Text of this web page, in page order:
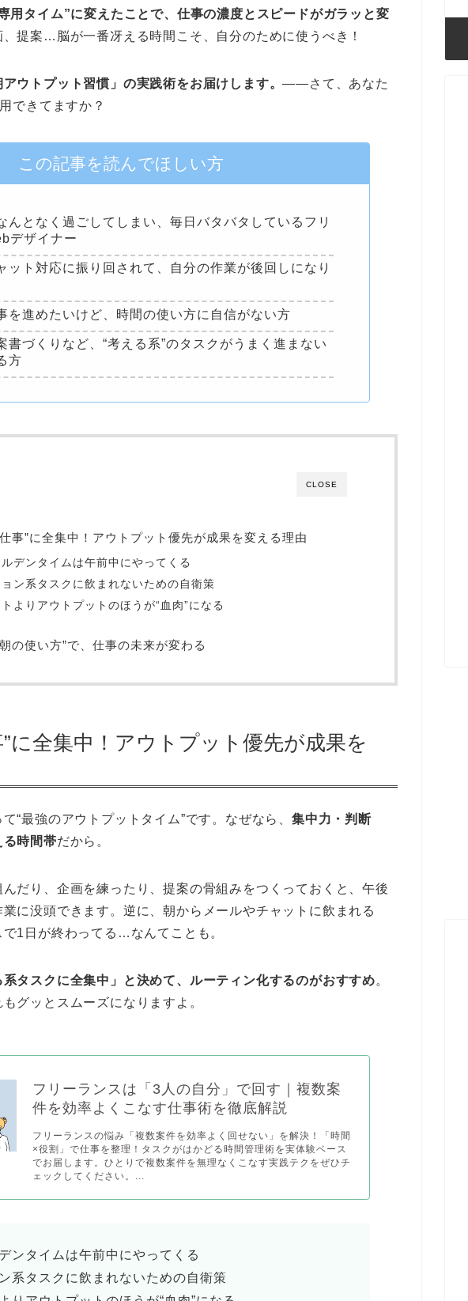
用タイム”に変えたことで、仕事の濃度とスピードがガラッと変
提案…脳が一番冴える時間こそ、自分のために使うべき！
アウトプット習慣」の実践術をお届けします。――さて、あなた
できてますか？
この記事を読んでほしい方
んとなく過ごしてしまい、毎日バタバタしているフリ
デザイナー
ット対応に振り回されて、自分の作業が後回しになり
を進めたいけど、時間の使い方に自信がない方
書づくりなど、“考える系”のタスクがうまく進まない
方
CLOSE
事”に全集中！アウトプット優先が成果を変える理由
デンタイムは午前中にやってくる
ン系タスクに飲まれないための自衛策
よりアウトプットのほうが“血肉”になる
朝の使い方”で、仕事の未来が変わる
に全集中！アウトプット優先が成果を
“最強のアウトプットタイム”です。なぜなら、 集中力・判断
る時間帯だから。
だり、企画を練ったり、提案の骨組みをつくっておくと、午後
に没頭できます。逆に、朝からメールやチャットに飲まれる
1日が終わってる…なんてことも。
系タスクに全集中」と決めて、ルーティン化するのがおすすめ。
グッとスムーズになりますよ。
フリーランスは「3人の自分」で回す｜複数案
件を効率よくこなす仕事術を徹底解説
フリーランスの悩み「複数案件を効率よく回せない」を解決！「時間
×役割」で仕事を整理！タスクがはかどる時間管理術を実体験ベース
でお届します。ひとりで複数案件を無理なくこなす実践テクをぜひチ
ェックしてください。...
ンタイムは午前中にやってくる
系タスクに飲まれないための自衛策